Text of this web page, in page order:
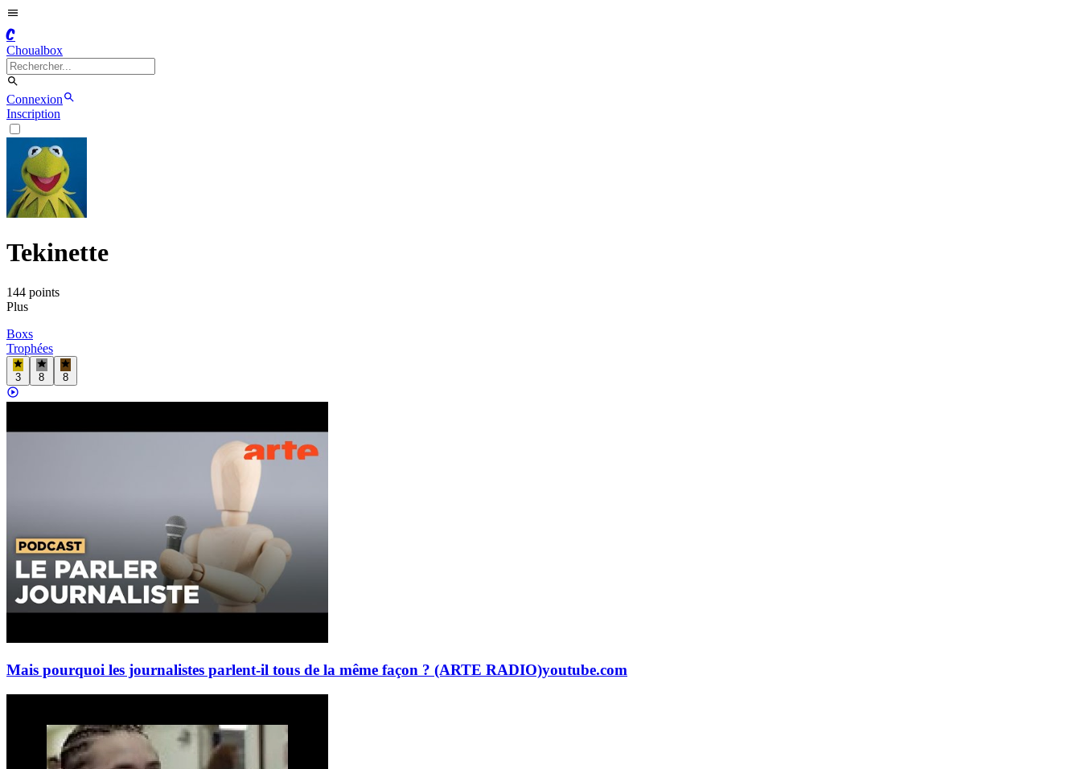
C
Choualbox
Connexion
Inscription
Tekinette
144 points
Plus
Boxs
Trophées
3 8 8
Mais pourquoi les journalistes parlent-il tous de la même façon ? (ARTE RADIO)youtube.com